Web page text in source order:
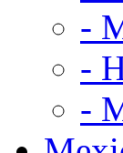
-
-
-